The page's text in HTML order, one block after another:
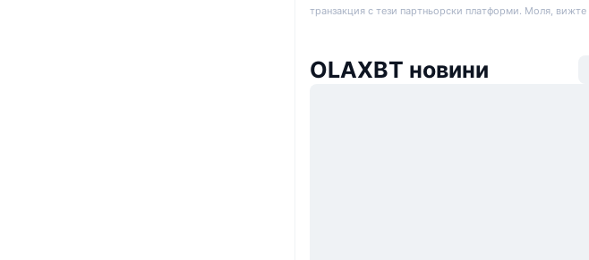
транзакция с тези партньорски платформи. Моля, вижте
OLAXBT новини